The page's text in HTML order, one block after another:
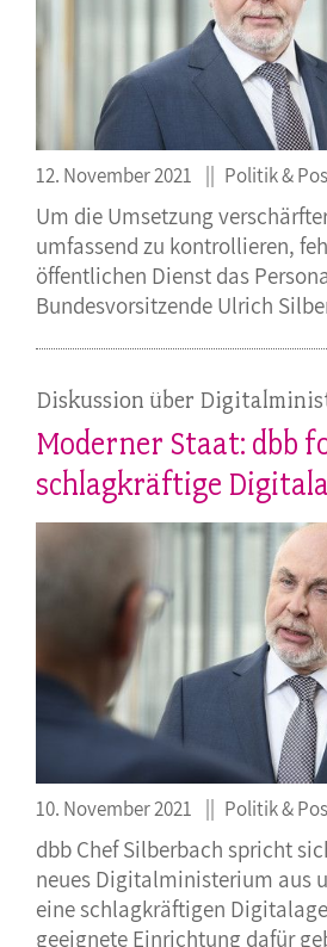
12. November 2021 Politik &
Um die Umsetzung
umfassend zu kontrollieren,
öffentlichen Dienst das
Bundesvorsitzende Ulrich
Diskussion über
Moderner Staat: dbb
schlagkräftige
10. November 2021 Politik &
dbb Chef Silberbach spricht
neues Digitalministerium aus
eine schlagkräftigen
geeignete Einrichtung dafür